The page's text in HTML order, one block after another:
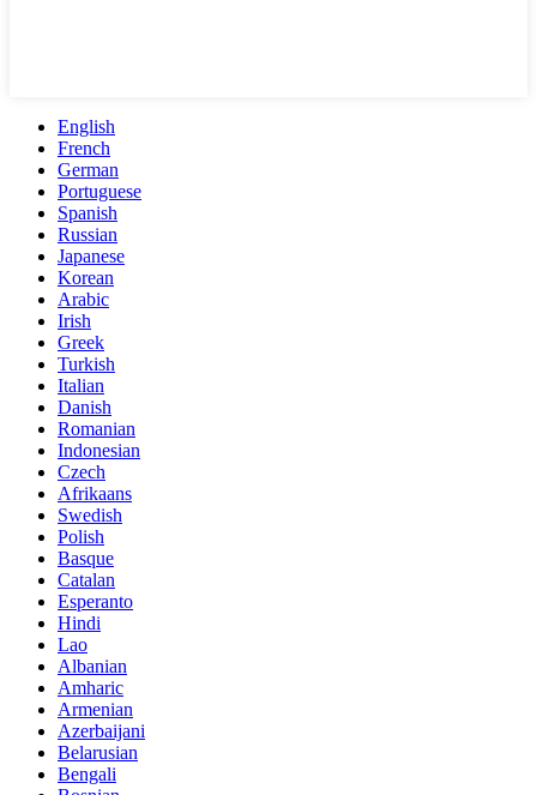
English
French
German
Portuguese
Spanish
Russian
Japanese
Korean
Arabic
Irish
Greek
Turkish
Italian
Danish
Romanian
Indonesian
Czech
Afrikaans
Swedish
Polish
Basque
Catalan
Esperanto
Hindi
Lao
Albanian
Amharic
Armenian
Azerbaijani
Belarusian
Bengali